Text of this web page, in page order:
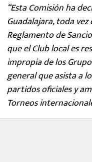
“Esta Comisión ha
Guadalajara, toda
Reglamento de
que el Club local es
impropia de los
general que asista a
partidos oficiales y
Torneos